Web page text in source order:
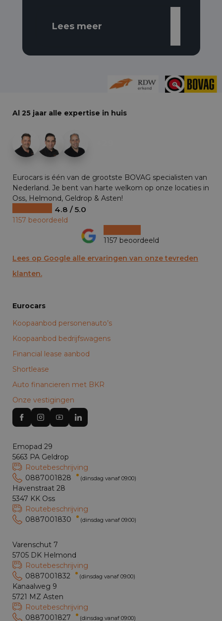
Lees meer
Al 25 jaar alle expertise in huis
Eurocars is één van de grootste BOVAG specialisten van
Nederland. Je bent van harte welkom op onze locaties in
Oss, Helmond, Geldrop & Asten!
4.8 / 5.0
1157 beoordeeld
1157 beoordeeld
Lees op Google alle ervaringen van onze tevreden
klanten.
Eurocars
Koopaanbod personenauto’s
Koopaanbod bedrijfswagens
Financial lease aanbod
Shortlease
Auto financieren met BKR
Onze vestigingen
Emopad 29
5663 PA Geldrop
Routebeschrijving
0887001828
(dinsdag vanaf 09:00)
Havenstraat 28
5347 KK Oss
Routebeschrijving
0887001830
(dinsdag vanaf 09:00)
Varenschut 7
5705 DK Helmond
Routebeschrijving
0887001832
(dinsdag vanaf 09:00)
Kanaalweg 9
5721 MZ Asten
Routebeschrijving
0887001827
(dinsdag vanaf 09:00)